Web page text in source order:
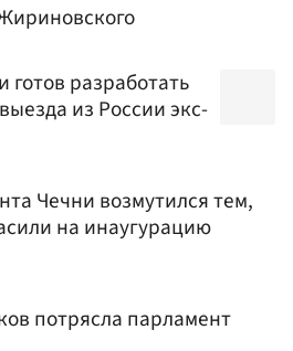
разработать
из России экс-
Чечни возмутился тем,
на инаугурацию
потрясла парламент